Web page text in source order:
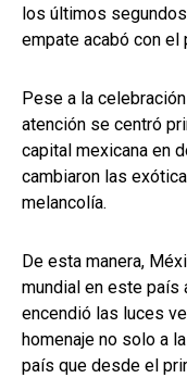
los últimos
empate acabó con el
Pese a la
atención se centró
capital mexicana en
cambiaron las
melancolía.
De esta manera,
mundial en este país
encendió las luces
homenaje no solo a
país que desde el